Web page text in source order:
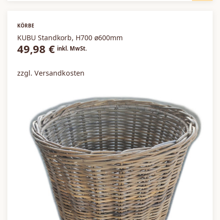
KÖRBE
KUBU Standkorb, H700 ø600mm
49,98 € inkl. MwSt.
zzgl. Versandkosten